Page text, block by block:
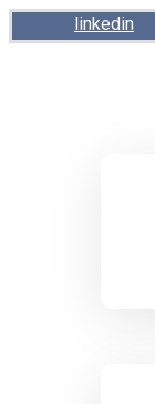
linkedin